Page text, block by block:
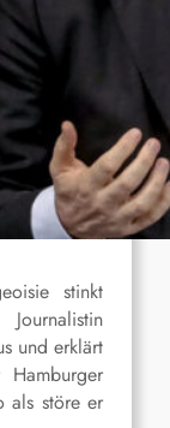
stinkt
und erklärt
als störe er